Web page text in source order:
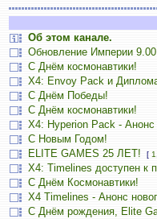
Об этом канале.
Обновление Империи
С Днём космонавтики!
X4: Envoy Pack и
С Днём Победы!
С Днём космонавтики!
X4: Hyperion Pack - Анонс
С Новым Годом!
ELITE GAMES 25 ЛЕТ!
[ 1
X4: Timelines доступен к
С Днём Космонавтики!
X4 Timelines - Анонс
С Днём рождения, Elite